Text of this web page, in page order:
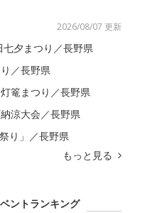
2026/08/07 更新
夕まつり／長野県
／長野県
篭まつり／長野県
涼大会／長野県
り」／長野県
もっと見る
ントランキング